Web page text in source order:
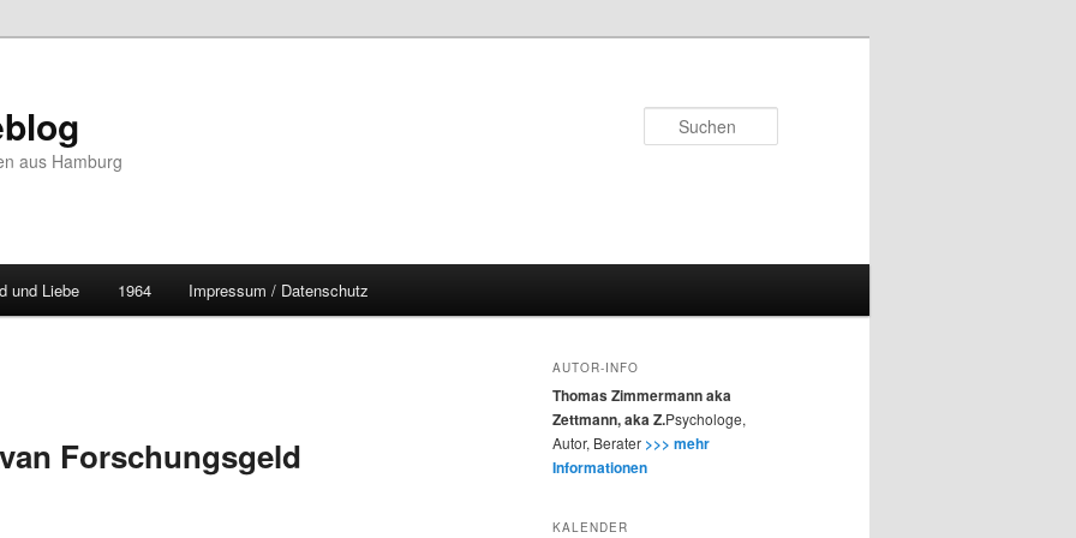
aus Hamburg
und Liebe 1964 Impressum / Datenschutz
Forschungsgeld
AUTOR-INFO
Thomas Zimmermann aka
Zettmann, aka Z.Psychologe,
Autor, Berater >>> mehr
Informationen
KALENDER